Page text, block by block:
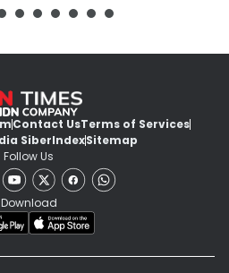
Contact UsTerms of Services
SiberIndexSitemap
Follow Us
Download